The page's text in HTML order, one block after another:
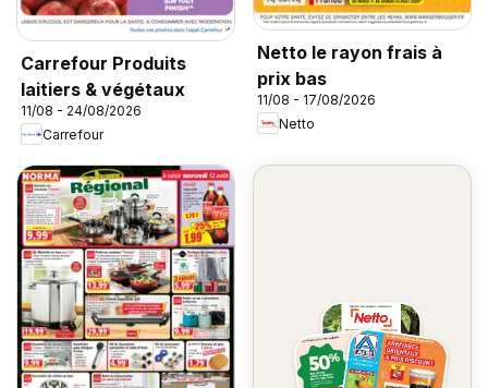
Carrefour Produits
laitiers & végétaux
11/08 - 24/08/2026
Carrefour
Netto le rayon frais à
prix bas
11/08 - 17/08/2026
Netto